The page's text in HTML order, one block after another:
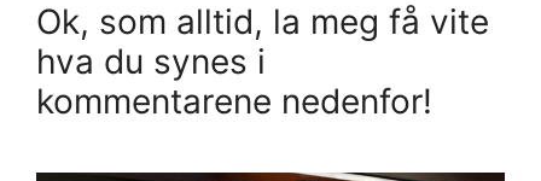
Ok, som alltid, la meg få vite
hva du synes i
kommentarene nedenfor!